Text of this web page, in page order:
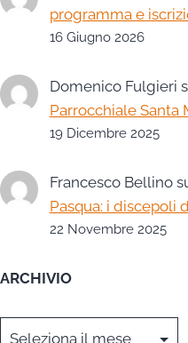
programma e
16 Giugno 2026
Domenico Fulgieri
Parrocchiale Santa
19 Dicembre 2025
Francesco Bellino
Pasqua: i discepoli
22 Novembre 2025
ARCHIVIO